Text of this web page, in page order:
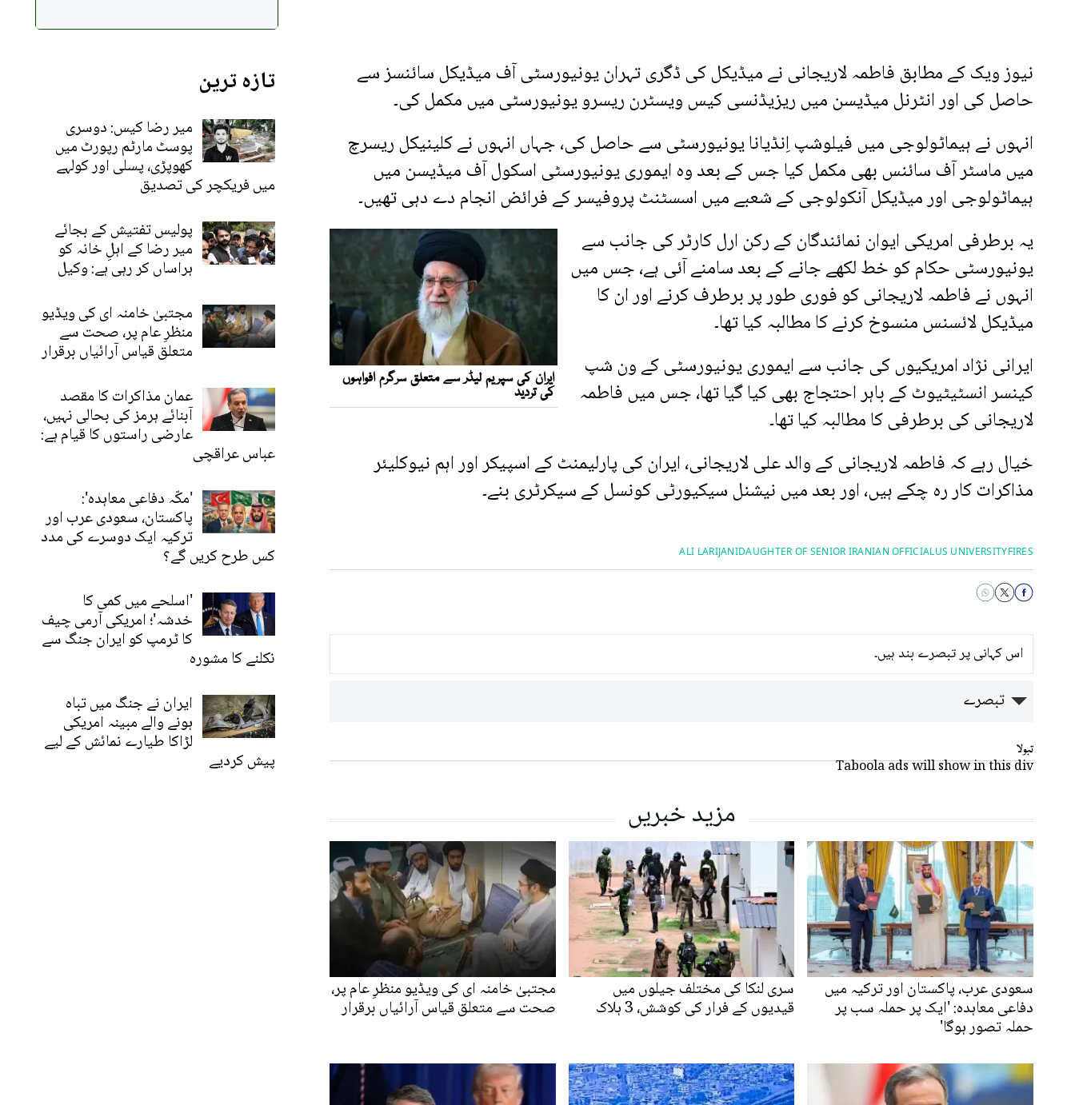
نیوز ویک کے مطابق فاطمہ لاریجانی نے میڈیکل کی ڈگری تہران یونیورسٹی آف میڈیکل سائنسز سے
حاصل کی اور انٹرنل میڈیسن میں ریزیڈنسی کیس ویسٹرن ریسرو یونیورسٹی میں مکمل کی۔
انہوں نے ہیماٹولوجی میں فیلوشپ اِنڈیانا یونیورسٹی سے حاصل کی، جہاں انہوں نے کلینیکل ریسرچ
میں ماسٹر آف سائنس بھی مکمل کیا جس کے بعد وہ ایموری یونیورسٹی اسکول آف میڈیسن میں
ہیماٹولوجی اور میڈیکل آنکولوجی کے شعبے میں اسسٹنٹ پروفیسر کے فرائض انجام دے دہی تھیں۔
یہ برطرفی امریکی ایوان نمائندگان کے رکن ارل کارٹر کی جانب سے
یونیورسٹی حکام کو خط لکھے جانے کے بعد سامنے آئی ہے، جس میں
انہوں نے فاطمہ لاریجانی کو فوری طور پر برطرف کرنے اور ان کا
میڈیکل لائسنس منسوخ کرنے کا مطالبہ کیا تھا۔
ایرانی نژاد امریکیوں کی جانب سے ایموری یونیورسٹی کے ون شپ
کینسر انسٹیٹیوٹ کے باہر احتجاج بھی کیا گیا تھا، جس میں فاطمہ
لاریجانی کی برطرفی کا مطالبہ کیا تھا۔
خیال رہے کہ فاطمہ لاریجانی کے والد علی لاریجانی، ایران کی پارلیمنٹ کے اسپیکر اور اہم نیوکلیئر
مذاکرات کار رہ چکے ہیں، اور بعد میں نیشنل سیکیورٹی کونسل کے سیکرٹری بنے۔
FIRES
US UNIVERSITY
DAUGHTER OF SENIOR IRANIAN OFFICIAL
ALI LARIJANI
اس کہانی پر تبصرے بند ہیں۔
تبصرے
تبولا
Taboola ads will show in this div
مزید خبریں
سعودی عرب، پاکستان اور ترکیہ میں
دفاعی معاہدہ: 'ایک پر حملہ سب پر
حملہ تصور ہوگا'
سری لنکا کی مختلف جیلوں میں
قیدیوں کے فرار کی کوشش، 3 ہلاک
مجتبیٰ خامنہ ای کی ویڈیو منظرِ عام پر،
صحت سے متعلق قیاس آرائیاں برقرار
تازہ ترین
میر رضا کیس: دوسری
پوسٹ مارٹم رپورٹ میں
کھوپڑی، پسلی اور کولہے
میں فریکچر کی تصدیق
پولیس تفتیش کے بجائے
میر رضا کے اہلِ خانہ کو
ہراساں کر رہی ہے: وکیل
مجتبیٰ خامنہ ای کی ویڈیو
منظرِ عام پر، صحت سے
متعلق قیاس آرائیاں برقرار
عمان مذاکرات کا مقصد
آبنائے ہرمز کی بحالی نہیں،
عارضی راستوں کا قیام ہے:
عباس عراقچی
'مکّہ دفاعی معاہدہ':
پاکستان، سعودی عرب اور
ترکیہ ایک دوسرے کی مدد
کس طرح کریں گے؟
'اسلحے میں کمی کا
خدشہ'؛ امریکی آرمی چیف
کا ٹرمپ کو ایران جنگ سے
نکلنے کا مشورہ
ایران نے جنگ میں تباہ
ہونے والے مبینہ امریکی
لڑاکا طیارے نمائش کے لیے
پیش کردیے